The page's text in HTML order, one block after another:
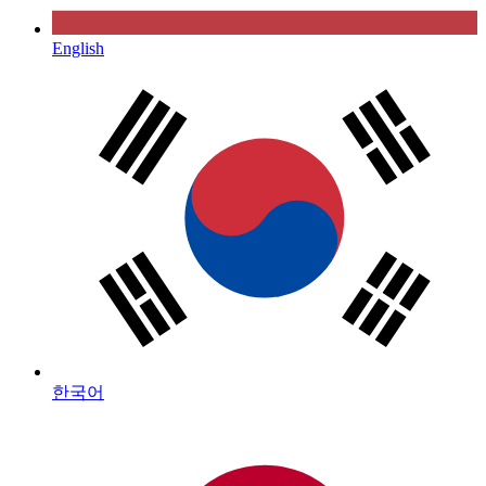
English
한국어